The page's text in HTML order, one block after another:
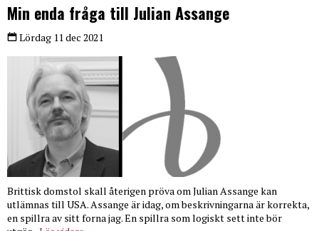
Min enda fråga till Julian Assange
Lördag 11 dec 2021
Brittisk domstol skall återigen pröva om Julian Assange kan
utlämnas till USA. Assange är idag, om beskrivningarna är korrekta,
en spillra av sitt forna jag. En spillra som logiskt sett inte bör